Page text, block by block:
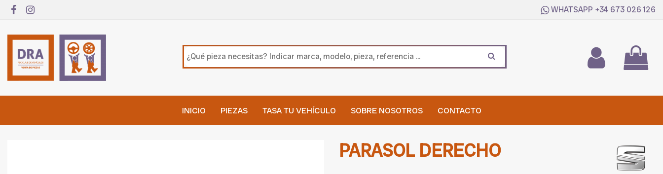
WHATSAPP +34 673 026 126
INICIO PIEZAS TASA TU VEHÍCULO SOBRE NOSOTROS CONTACTO
PARASOL DERECHO